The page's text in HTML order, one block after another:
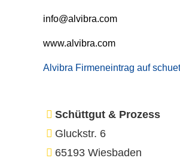
info@alvibra.com
www.alvibra.com
Alvibra Firmeneintrag auf
Schüttgut & Prozess
Gluckstr. 6
65193 Wiesbaden